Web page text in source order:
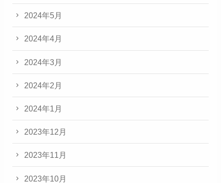
2024年5月
2024年4月
2024年3月
2024年2月
2024年1月
2023年12月
2023年11月
2023年10月